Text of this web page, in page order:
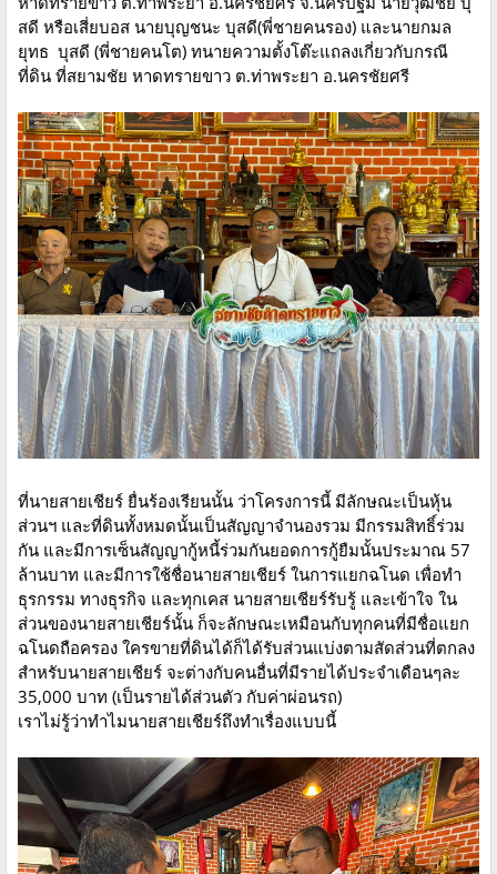
สดี หรือเสี่ยบอส นายบุญชนะ บุสดี(พี่ชายคนรอง) และนายกมล
ยุทธ บุสดี (พี่ชายคนโต) ทนายความตั้งโต๊ะแถลงเกี่ยวกับกรณี
ที่ดิน ที่สยามชัย หาดทรายขาว ต.ท่าพระยา อ.นครชัยศรี
ที่นายสายเชียร์ ยื่นร้องเรียนนั้น ว่าโครงการนี้ มีลักษณะเป็นหุ้น
ส่วนฯ และที่ดินทั้งหมดนั้นเป็นสัญญาจำนองรวม มีกรรมสิทธิ์ร่วม
กัน และมีการเซ็นสัญญากู้หนี้ร่วมกันยอดการกู้ยืมนั้นประมาณ 57
ล้านบาท และมีการใช้ชื่อนายสายเชียร์ ในการแยกฉโนด เพื่อทำ
ธุรกรรม ทางธุรกิจ และทุกเคส นายสายเชียร์รับรู้ และเข้าใจ ใน
ส่วนของนายสายเชียร์นั้น ก็จะลักษณะเหมือนกับทุกคนที่มีชื่อแยก
ฉโนดถือครอง ใครขายที่ดินได้ก็ได้รับส่วนแบ่งตามสัดส่วนที่ตกลง
สำหรับนายสายเชียร์ จะต่างกับคนอื่นที่มีรายได้ประจำเดือนๆละ
35,000 บาท (เป็นรายได้ส่วนตัว กับค่าผ่อนรถ)
เราไม่รู้ว่าทำไมนายสายเชียร์ถึงทำเรื่องแบบนี้